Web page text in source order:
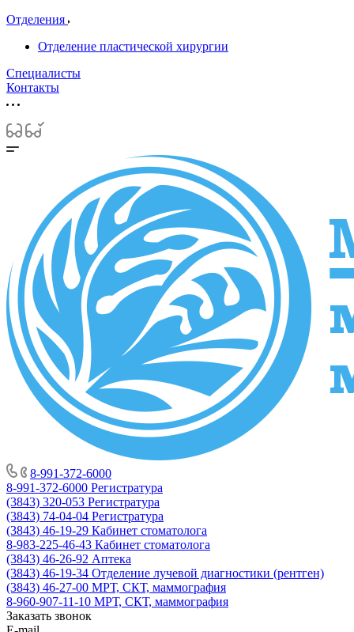
Отделения
Отделение пластической хирургии
Специалисты
Контакты
8-991-372-6000
8-991-372-6000 Регистратура
(3843) 320-053 Регистратура
(3843) 74-04-04 Регистратура
(3843) 46-19-29 Кабинет стоматолога
8-983-225-46-43 Кабинет стоматолога
(3843) 46-26-92 Аптека
(3843) 46-19-34 Отделение лучевой диагностики (рентген)
(3843) 46-27-00 МРТ, СКТ, маммография
8-960-907-11-10 МРТ, СКТ, маммография
Заказать звонок